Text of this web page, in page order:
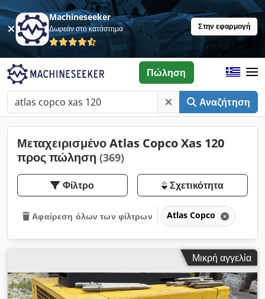
Machineseeker
Δωρεάν στο κατάστημα Στην εφαρμογή
Αναζήτηση
Πώληση
Μεταχειρισμένο Atlas Copco Xas 120
προς πώληση (369)
Φίλτρο Σχετικότητα
Αφαίρεση όλων των φίλτρων Atlas Copco
Μικρή αγγελία